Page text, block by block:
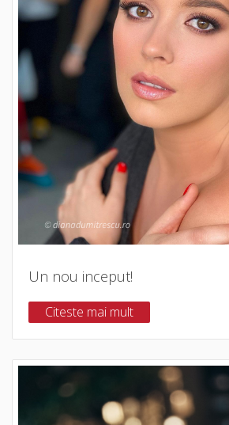
Un nou inceput!
Citeste mai mult